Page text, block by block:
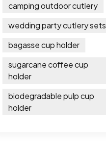
camping outdoor cutlery
wedding party cutlery sets
bagasse cup holder
sugarcane coffee cup
holder
biodegradable pulp cup
holder